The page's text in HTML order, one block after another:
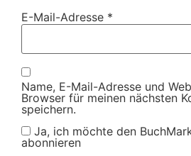
E-Mail-Adresse *
Name, E-Mail-Adresse und
Browser für meinen nächsten
speichern.
Ja, ich möchte den
abonnieren